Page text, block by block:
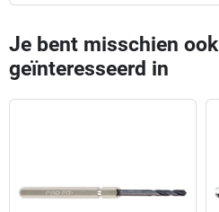
Je bent misschien ook
geïnteresseerd in